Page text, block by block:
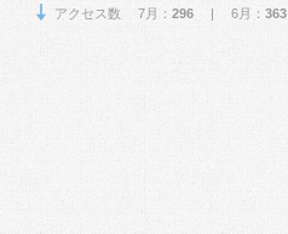
アクセス数 7月： 296 | 6月： 363